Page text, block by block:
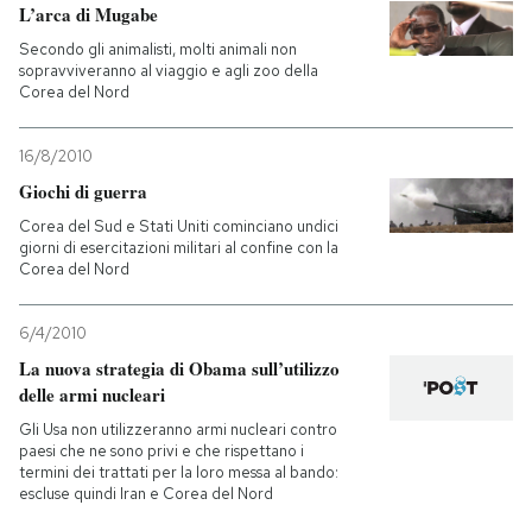
L’arca di Mugabe
Secondo gli animalisti, molti animali non
sopravviveranno al viaggio e agli zoo della
Corea del Nord
16/8/2010
Giochi di guerra
Corea del Sud e Stati Uniti cominciano undici
giorni di esercitazioni militari al confine con la
Corea del Nord
6/4/2010
La nuova strategia di Obama sull’utilizzo
delle armi nucleari
Gli Usa non utilizzeranno armi nucleari contro
paesi che ne sono privi e che rispettano i
termini dei trattati per la loro messa al bando:
escluse quindi Iran e Corea del Nord